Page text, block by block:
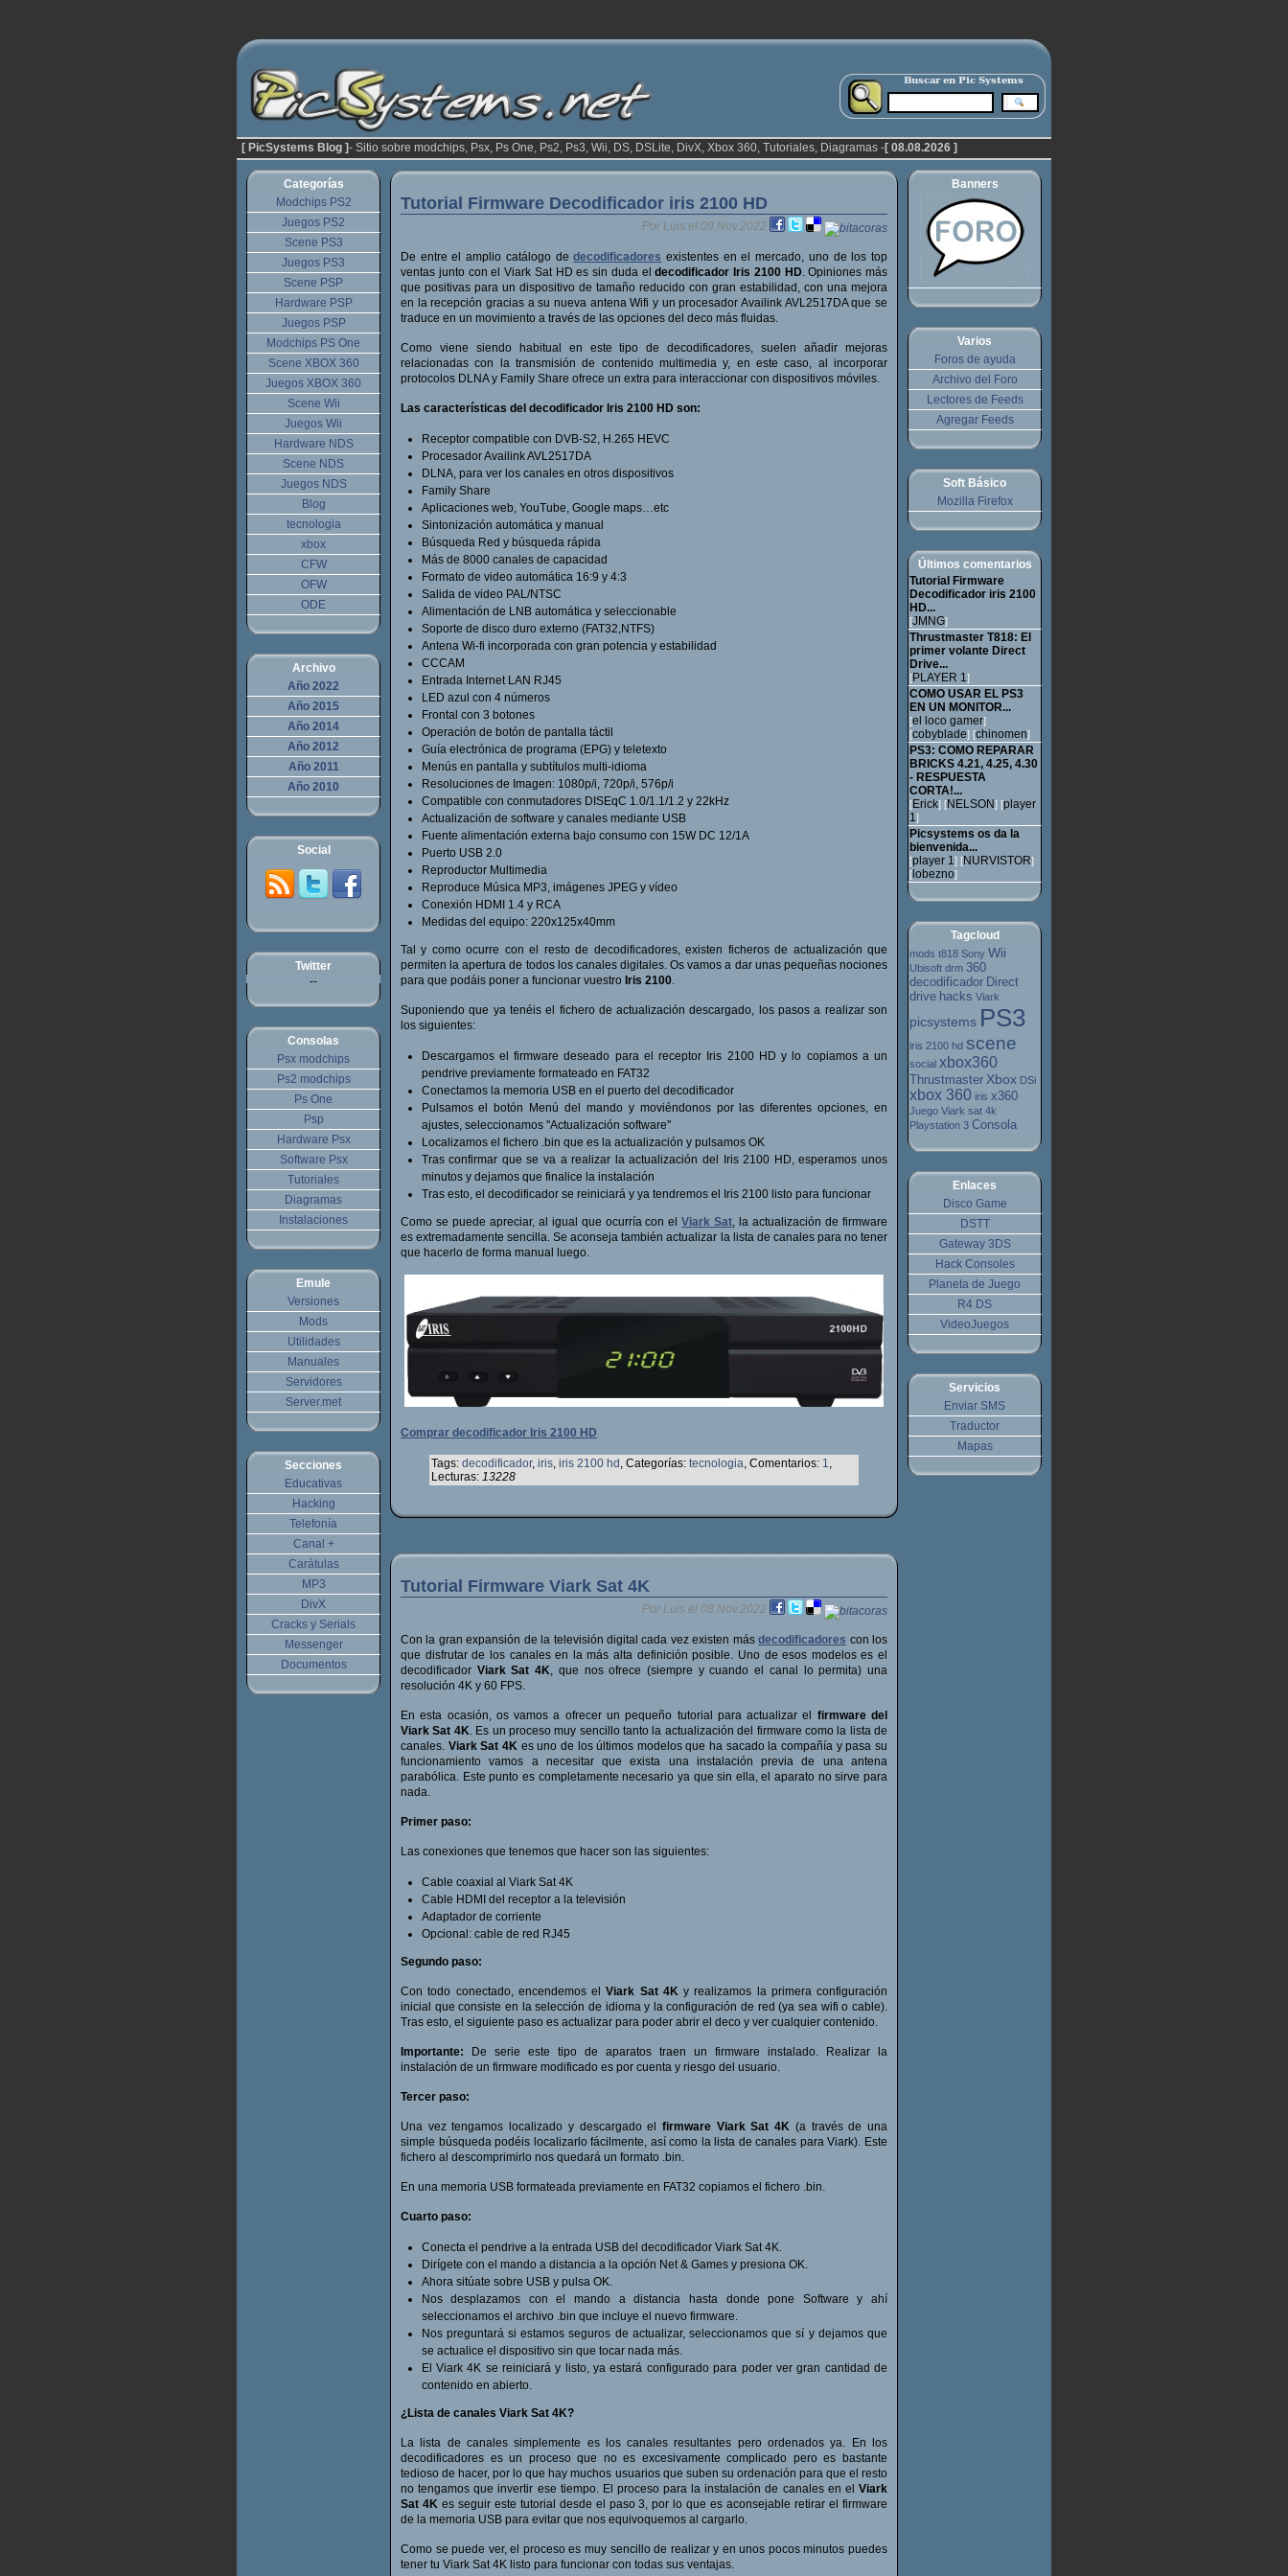
[ PicSystems Blog ]- Sitio sobre modchips, Psx, Ps One, Ps2, Ps3, Wii, DS, DSLite, DivX, Xbox 360, Tutoriales, Diagramas -[ 08.08.2026 ]
Tutorial Firmware Decodificador iris 2100 HD
Por Luis el 09.Nov.2022
De entre el amplio catálogo dedecodificadores existentes en el mercado, uno de los top
ventas junto con el Viark Sat HD es sin duda eldecodificador Iris 2100 HD. Opiniones más
que positivas para un dispositivo de tamaño reducido con gran estabilidad, con una mejora
en la recepción gracias a su nueva antena Wifi y un procesador Availink AVL2517DA que se
traduce en un movimiento a través de las opciones del deco más fluidas.
Como viene siendo habitual en este tipo de decodificadores, suelen añadir mejoras
relacionadas con la transmisión de contenido multimedia y, en este caso, al incorporar
protocolos DLNA y Family Share ofrece un extra para interaccionar con dispositivos móviles.
Las características del decodificador Iris 2100 HD son:
Receptor compatible con DVB-S2, H.265 HEVC
Procesador Availink AVL2517DA
DLNA, para ver los canales en otros dispositivos
Family Share
Aplicaciones web, YouTube, Google maps…etc
Sintonización automática y manual
Búsqueda Red y búsqueda rápida
Más de 8000 canales de capacidad
Formato de video automática 16:9 y 4:3
Salida de video PAL/NTSC
Alimentación de LNB automática y seleccionable
Soporte de disco duro externo (FAT32,NTFS)
Antena Wi-fi incorporada con gran potencia y estabilidad
CCCAM
Entrada Internet LAN RJ45
LED azul con 4 números
Frontal con 3 botones
Operación de botón de pantalla táctil
Guía electrónica de programa (EPG) y teletexto
Menús en pantalla y subtítulos multi-idioma
Resoluciones de Imagen: 1080p/i, 720p/i, 576p/i
Compatible con conmutadores DISEqC 1.0/1.1/1.2 y 22kHz
Actualización de software y canales mediante USB
Fuente alimentación externa bajo consumo con 15W DC 12/1A
Puerto USB 2.0
Reproductor Multimedia
Reproduce Música MP3, imágenes JPEG y vídeo
Conexión HDMI 1.4 y RCA
Medidas del equipo: 220x125x40mm
Tal y como ocurre con el resto de decodificadores, existen ficheros de actualización que
permiten la apertura de todos los canales digitales. Os vamos a dar unas pequeñas nociones
para que podáis poner a funcionar vuestro Iris 2100.
Suponiendo que ya tenéis el fichero de actualización descargado, los pasos a realizar son
los siguientes:
Descargamos el firmware deseado para el receptor Iris 2100 HD y lo copiamos a un
pendrive previamente formateado en FAT32
Conectamos la memoria USB en el puerto del decodificador
Pulsamos el botón Menú del mando y moviéndonos por las diferentes opciones, en
ajustes, seleccionamos ''Actualización software''
Localizamos el fichero .bin que es la actualización y pulsamos OK
Tras confirmar que se va a realizar la actualización del Iris 2100 HD, esperamos unos
minutos y dejamos que finalice la instalación
Tras esto, el decodificador se reiniciará y ya tendremos el Iris 2100 listo para funcionar
Como se puede apreciar, al igual que ocurría con elViark Sat, la actualización de firmware
es extremadamente sencilla. Se aconseja también actualizar la lista de canales para no tener
que hacerlo de forma manual luego.
Comprar decodificador Iris 2100 HD
Tags: decodificador, iris, iris 2100 hd , Categorías: tecnologia, Comentarios: 1,
Lecturas: 13228
Tutorial Firmware Viark Sat 4K
Por Luis el 08.Nov.2022
Con la gran expansión de la televisión digital cada vez existen másdecodificadores con los
que disfrutar de los canales en la más alta definición posible. Uno de esos modelos es el
decodificador Viark Sat 4K, que nos ofrece (siempre y cuando el canal lo permita) una
resolución 4K y 60 FPS.
En esta ocasión, os vamos a ofrecer un pequeño tutorial para actualizar el firmware del
Viark Sat 4K. Es un proceso muy sencillo tanto la actualización del firmware como la lista de
canales. Viark Sat 4Kes uno de los últimos modelos que ha sacado la compañía y pasa su
funcionamiento vamos a necesitar que exista una instalación previa de una antena
parabólica. Este punto es completamente necesario ya que sin ella, el aparato no sirve para
nada.
Primer paso:
Las conexiones que tenemos que hacer son las siguientes:
Cable coaxial al Viark Sat 4K
Cable HDMI del receptor a la televisión
Adaptador de corriente
Opcional: cable de red RJ45
Segundo paso:
Con todo conectado, encendemos elViark Sat 4Ky realizamos la primera configuración
inicial que consiste en la selección de idioma y la configuración de red (ya sea wifi o cable).
Tras esto, el siguiente paso es actualizar para poder abrir el deco y ver cualquier contenido.
Importante: De serie este tipo de aparatos traen un firmware instalado. Realizar la
instalación de un firmware modificado es por cuenta y riesgo del usuario.
Tercer paso:
Una vez tengamos localizado y descargado el firmware Viark Sat 4K (a través de una
simple búsqueda podéis localizarlo fácilmente, así como la lista de canales para Viark). Este
fichero al descomprimirlo nos quedará un formato .bin.
En una memoria USB formateada previamente en FAT32 copiamos el fichero .bin.
Cuarto paso:
Conecta el pendrive a la entrada USB del decodificador Viark Sat 4K.
Dirígete con el mando a distancia a la opción Net & Games y presiona OK.
Ahora sitúate sobre USB y pulsa OK.
Nos desplazamos con el mando a distancia hasta donde pone Software y ahí
seleccionamos el archivo .bin que incluye el nuevo firmware.
Nos preguntará si estamos seguros de actualizar, seleccionamos que sí y dejamos que
se actualice el dispositivo sin que tocar nada más.
El Viark 4K se reiniciará y listo, ya estará configurado para poder ver gran cantidad de
contenido en abierto.
¿Lista de canales Viark Sat 4K?
La lista de canales simplemente es los canales resultantes pero ordenados ya. En los
decodificadores es un proceso que no es excesivamente complicado pero es bastante
tedioso de hacer, por lo que hay muchos usuarios que suben su ordenación para que el resto
no tengamos que invertir ese tiempo. El proceso para la instalación de canales en el Viark
Sat 4Kes seguir este tutorial desde el paso 3, por lo que es aconsejable retirar el firmware
de la memoria USB para evitar que nos equivoquemos al cargarlo.
Como se puede ver, el proceso es muy sencillo de realizar y en unos pocos minutos puedes
tener tu Viark Sat 4K listo para funcionar con todas sus ventajas.
Banners
Varios
Foros de ayuda
Archivo del Foro
Lectores de Feeds
Agregar Feeds
Soft Básico
Mozilla Firefox
Últimos comentarios
Tutorial Firmware
Decodificador iris 2100
HD...
[JMNG]
Thrustmaster T818: El
primer volante Direct
Drive...
[PLAYER 1]
COMO USAR EL PS3
EN UN MONITOR...
[el loco gamer]
[cobyblade] [chinomen]
PS3: COMO REPARAR
BRICKS 4.21, 4.25, 4.30
- RESPUESTA
CORTA!...
[Erick] [NELSON] [player
1]
Picsystems os da la
bienvenida...
[player 1] [NURVISTOR]
[ lobezno]
Tagcloud
mods t818 Sony Wii
Ubisoft drm 360
decodificador Direct
drive hacks Viark
picsystems PS3
iris 2100 hd scene
social xbox360
Thrustmaster Xbox DSi
xbox 360 iris x360
Juego Viark sat 4k
Playstation 3 Consola
Enlaces
Disco Game
DSTT
Gateway 3DS
Hack Consoles
Planeta de Juego
R4 DS
VideoJuegos
Servicios
Enviar SMS
Traductor
Mapas
Categorías
Modchips PS2
Juegos PS2
Scene PS3
Juegos PS3
Scene PSP
Hardware PSP
Juegos PSP
Modchips PS One
Scene XBOX 360
Juegos XBOX 360
Scene Wii
Juegos Wii
Hardware NDS
Scene NDS
Juegos NDS
Blog
tecnologia
xbox
CFW
OFW
ODE
Archivo
Año 2022
Año 2015
Año 2014
Año 2012
Año 2011
Año 2010
Social
Twitter
--
Consolas
Psx modchips
Ps2 modchips
Ps One
Psp
Hardware Psx
Software Psx
Tutoriales
Diagramas
Instalaciones
Emule
Versiones
Mods
Utilidades
Manuales
Servidores
Server.met
Secciones
Educativas
Hacking
Telefonía
Canal +
Carátulas
MP3
DivX
Cracks y Serials
Messenger
Documentos